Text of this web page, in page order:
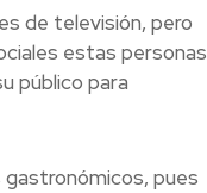
de televisión, pero
estas personas
público para
pues